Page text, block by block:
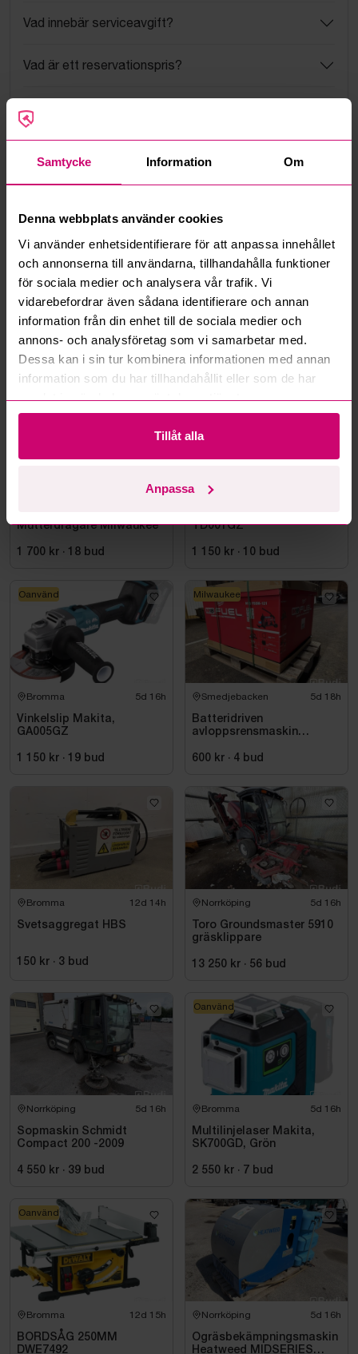
Samtycke Information Om
Denna webbplats använder cookies
Vi använder enhetsidentifierare för att anpassa innehållet
och annonserna till användarna, tillhandahålla funktioner
för sociala medier och analysera vår trafik. Vi
vidarebefordrar även sådana identifierare och annan
information från din enhet till de sociala medier och
annons- och analysföretag som vi samarbetar med.
Dessa kan i sin tur kombinera informationen med annan
information som du har tillhandahållit eller som de har
samlat in när du har använt deras tjänster.
Tillåt alla
Anpassa
Vad innebär serviceavgift?
Vad är ett reservationspris?
Hur fungerar maxbud?
Läs fler frågor och svar
Mer från samma kategori
12d 14h
Mutterdragare Milwaukee
1 700 kr · 18 bud
Bromma
TD001GZ
1 150 kr · 10 bud
Bromma 5d 16h
Vinkelslip Makita,
GA005GZ
1 150 kr · 19 bud
Oanvänd
Smedjebacken 5d 18h
Batteridriven
avloppsrensmaskin
FSSM-121 | Oanvänd
600 kr · 4 bud
Milwaukee
Bromma 12d 14h
Svetsaggregat HBS
150 kr · 3 bud
Norrköping 5d 16h
Toro Groundsmaster 5910
gräsklippare
13 250 kr · 56 bud
Norrköping 5d 16h
Sopmaskin Schmidt
Compact 200 -2009
4 550 kr · 39 bud
Bromma 5d 16h
Multilinjelaser Makita,
SK700GD, Grön
2 550 kr · 7 bud
Oanvänd
Bromma 12d 15h
BORDSÅG 250MM
DWE7492
Oanvänd
Norrköping 5d 16h
Ogräsbekämpningsmaskin
Heatweed MIDSERIES